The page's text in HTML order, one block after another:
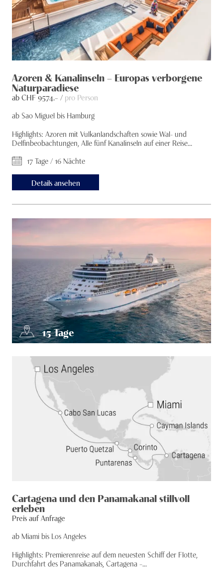
Azoren & Kanalinseln – Europas verborgene
Naturparadiese
ab CHF9574.– / pro Person
ab Sao Miguel bis Hamburg
Highlights: Azoren mit Vulkanlandschaften sowie Wal- und
Delfinbeobachtungen, Alle fünf Kanalinseln auf einer Reise...
17 Tage / 16 Nächte
Details ansehen
15Tage
Cartagena und den Panamakanal stillvoll
erleben
Preis auf Anfrage
ab Miami bis Los Angeles
Highlights: Premierenreise auf dem neuesten Schiff der Flotte,
Durchfahrt des Panamakanals, Cartagena –...